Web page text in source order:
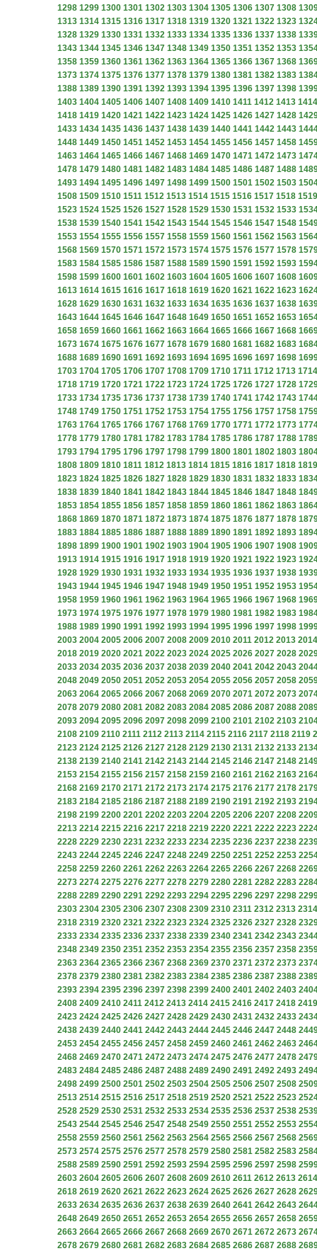
1298 1299 1300 1301 1302 1303 1304 1305 1306 1307 1308
1313 1314 1315 1316 1317 1318 1319 1320 1321 1322 1323
1328 1329 1330 1331 1332 1333 1334 1335 1336 1337 1338
1343 1344 1345 1346 1347 1348 1349 1350 1351 1352 1353
1358 1359 1360 1361 1362 1363 1364 1365 1366 1367 1368
1373 1374 1375 1376 1377 1378 1379 1380 1381 1382 1383
1388 1389 1390 1391 1392 1393 1394 1395 1396 1397 1398
1403 1404 1405 1406 1407 1408 1409 1410 1411 1412 1413 1414
1418 1419 1420 1421 1422 1423 1424 1425 1426 1427 1428
1433 1434 1435 1436 1437 1438 1439 1440 1441 1442 1443
1448 1449 1450 1451 1452 1453 1454 1455 1456 1457 1458
1463 1464 1465 1466 1467 1468 1469 1470 1471 1472 1473
1478 1479 1480 1481 1482 1483 1484 1485 1486 1487 1488
1493 1494 1495 1496 1497 1498 1499 1500 1501 1502 1503
1508 1509 1510 1511 1512 1513 1514 1515 1516 1517 1518 1519
1523 1524 1525 1526 1527 1528 1529 1530 1531 1532 1533
1538 1539 1540 1541 1542 1543 1544 1545 1546 1547 1548
1553 1554 1555 1556 1557 1558 1559 1560 1561 1562 1563
1568 1569 1570 1571 1572 1573 1574 1575 1576 1577 1578
1583 1584 1585 1586 1587 1588 1589 1590 1591 1592 1593
1598 1599 1600 1601 1602 1603 1604 1605 1606 1607 1608
1613 1614 1615 1616 1617 1618 1619 1620 1621 1622 1623
1628 1629 1630 1631 1632 1633 1634 1635 1636 1637 1638
1643 1644 1645 1646 1647 1648 1649 1650 1651 1652 1653
1658 1659 1660 1661 1662 1663 1664 1665 1666 1667 1668
1673 1674 1675 1676 1677 1678 1679 1680 1681 1682 1683
1688 1689 1690 1691 1692 1693 1694 1695 1696 1697 1698
1703 1704 1705 1706 1707 1708 1709 1710 1711 1712 1713 1714
1718 1719 1720 1721 1722 1723 1724 1725 1726 1727 1728
1733 1734 1735 1736 1737 1738 1739 1740 1741 1742 1743
1748 1749 1750 1751 1752 1753 1754 1755 1756 1757 1758
1763 1764 1765 1766 1767 1768 1769 1770 1771 1772 1773
1778 1779 1780 1781 1782 1783 1784 1785 1786 1787 1788
1793 1794 1795 1796 1797 1798 1799 1800 1801 1802 1803
1808 1809 1810 1811 1812 1813 1814 1815 1816 1817 1818 1819
1823 1824 1825 1826 1827 1828 1829 1830 1831 1832 1833
1838 1839 1840 1841 1842 1843 1844 1845 1846 1847 1848
1853 1854 1855 1856 1857 1858 1859 1860 1861 1862 1863
1868 1869 1870 1871 1872 1873 1874 1875 1876 1877 1878
1883 1884 1885 1886 1887 1888 1889 1890 1891 1892 1893
1898 1899 1900 1901 1902 1903 1904 1905 1906 1907 1908
1913 1914 1915 1916 1917 1918 1919 1920 1921 1922 1923
1928 1929 1930 1931 1932 1933 1934 1935 1936 1937 1938
1943 1944 1945 1946 1947 1948 1949 1950 1951 1952 1953
1958 1959 1960 1961 1962 1963 1964 1965 1966 1967 1968
1973 1974 1975 1976 1977 1978 1979 1980 1981 1982 1983
1988 1989 1990 1991 1992 1993 1994 1995 1996 1997 1998
2003 2004 2005 2006 2007 2008 2009 2010 2011 2012 2013 2014
2018 2019 2020 2021 2022 2023 2024 2025 2026 2027 2028
2033 2034 2035 2036 2037 2038 2039 2040 2041 2042 2043
2048 2049 2050 2051 2052 2053 2054 2055 2056 2057 2058
2063 2064 2065 2066 2067 2068 2069 2070 2071 2072 2073
2078 2079 2080 2081 2082 2083 2084 2085 2086 2087 2088
2093 2094 2095 2096 2097 2098 2099 2100 2101 2102 2103
2108 2109 2110 2111 2112 2113 2114 2115 2116 2117 2118 2119
2123 2124 2125 2126 2127 2128 2129 2130 2131 2132 2133
2138 2139 2140 2141 2142 2143 2144 2145 2146 2147 2148
2153 2154 2155 2156 2157 2158 2159 2160 2161 2162 2163
2168 2169 2170 2171 2172 2173 2174 2175 2176 2177 2178
2183 2184 2185 2186 2187 2188 2189 2190 2191 2192 2193
2198 2199 2200 2201 2202 2203 2204 2205 2206 2207 2208
2213 2214 2215 2216 2217 2218 2219 2220 2221 2222 2223
2228 2229 2230 2231 2232 2233 2234 2235 2236 2237 2238
2243 2244 2245 2246 2247 2248 2249 2250 2251 2252 2253
2258 2259 2260 2261 2262 2263 2264 2265 2266 2267 2268
2273 2274 2275 2276 2277 2278 2279 2280 2281 2282 2283
2288 2289 2290 2291 2292 2293 2294 2295 2296 2297 2298
2303 2304 2305 2306 2307 2308 2309 2310 2311 2312 2313 2314
2318 2319 2320 2321 2322 2323 2324 2325 2326 2327 2328
2333 2334 2335 2336 2337 2338 2339 2340 2341 2342 2343
2348 2349 2350 2351 2352 2353 2354 2355 2356 2357 2358
2363 2364 2365 2366 2367 2368 2369 2370 2371 2372 2373
2378 2379 2380 2381 2382 2383 2384 2385 2386 2387 2388
2393 2394 2395 2396 2397 2398 2399 2400 2401 2402 2403
2408 2409 2410 2411 2412 2413 2414 2415 2416 2417 2418 2419
2423 2424 2425 2426 2427 2428 2429 2430 2431 2432 2433
2438 2439 2440 2441 2442 2443 2444 2445 2446 2447 2448
2453 2454 2455 2456 2457 2458 2459 2460 2461 2462 2463
2468 2469 2470 2471 2472 2473 2474 2475 2476 2477 2478
2483 2484 2485 2486 2487 2488 2489 2490 2491 2492 2493
2498 2499 2500 2501 2502 2503 2504 2505 2506 2507 2508
2513 2514 2515 2516 2517 2518 2519 2520 2521 2522 2523
2528 2529 2530 2531 2532 2533 2534 2535 2536 2537 2538
2543 2544 2545 2546 2547 2548 2549 2550 2551 2552 2553
2558 2559 2560 2561 2562 2563 2564 2565 2566 2567 2568
2573 2574 2575 2576 2577 2578 2579 2580 2581 2582 2583
2588 2589 2590 2591 2592 2593 2594 2595 2596 2597 2598
2603 2604 2605 2606 2607 2608 2609 2610 2611 2612 2613 2614
2618 2619 2620 2621 2622 2623 2624 2625 2626 2627 2628
2633 2634 2635 2636 2637 2638 2639 2640 2641 2642 2643
2648 2649 2650 2651 2652 2653 2654 2655 2656 2657 2658
2663 2664 2665 2666 2667 2668 2669 2670 2671 2672 2673
2678 2679 2680 2681 2682 2683 2684 2685 2686 2687 2688